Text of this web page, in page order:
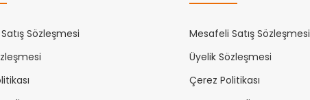
Sözleşmesi
Mesafeli Satış Sözleşmesi
Üyelik Sözleşmesi
Çerez Politikası